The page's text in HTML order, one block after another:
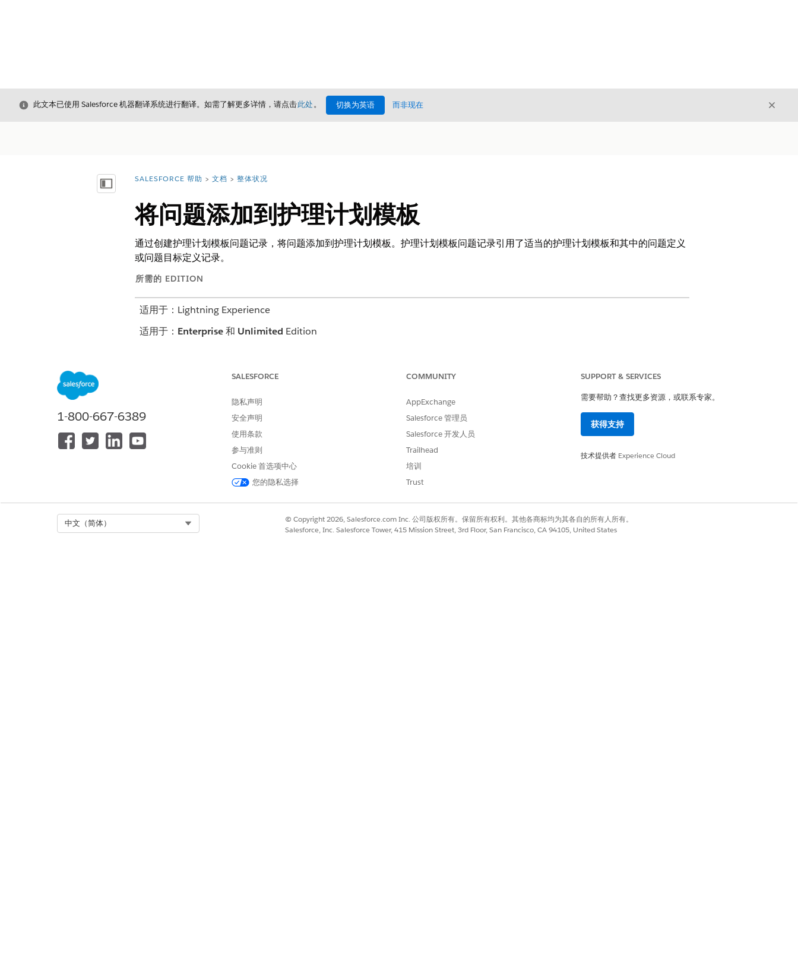
关闭
此文本已使用 Salesforce 机器翻译系统进行翻译。如需了解更多详情，请点击此处。 切换为英语 而非现在 关闭
显示目录 您在此处：
SALESFORCE 帮助 文档 整体状况
将问题添加到护理计划模板
通过创建护理计划模板问题记录，将问题添加到护理计划模板。护理计划模板问题记录引用了适当的护理计划模板和其中的问题定义
或问题目标定义记录。
所需的 EDITION
适用于：Lightning Experience
适用于： Enterprise和 Unlimited Edition
护理计划模板问题的创建访问权限
护理计划模板问题的编辑访问权限
在您将问题添加到护理计划模板时，关联的目标/干预措施（行动计划模板和行动计划模板项目）也会自然添加。您不需要单独添加
它们。
从应用程序启动程序中，查找并选择护理计划模板问题
字段中，选择要添加问题的护理计划模板。
在问题定义字段中，从 PGI 库中选择问题定义或问题目标定义。
输入序列号。
此值用于确定护理计划中的问题的排序方式。
1-800-667-6389
SALESFORCE
隐私声明
安全声明
使用条款
参与准则
Cookie 首选项中心
您的隐私选择
COMMUNITY
AppExchange
Salesforce 管理员
Salesforce 开发人员
Trailhead
培训
Trust
SUPPORT & SERVICES
需要帮助？查找更多资源，或联系专家。
获得支持
技术提供者 Experience Cloud
中文（简体）
© Copyright 2026, Salesforce.com Inc. 公司版权所有。保留所有权利。其他各商标均为其各自的所有人所有。
Salesforce, Inc. Salesforce Tower, 415 Mission Street, 3rd Floor, San Francisco, CA 94105, United States